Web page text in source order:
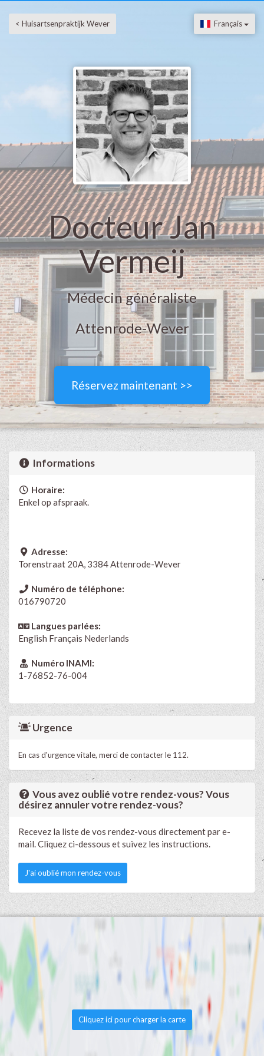
< Huisartsenpraktijk Wever Français
Docteur Jan
Vermeij
Médecin généraliste
Attenrode-Wever
Réservez maintenant >>
Informations
Horaire:
Enkel op afspraak.
Adresse:
Torenstraat 20A, 3384 Attenrode-Wever
Numéro de téléphone:
016790720
Langues parlées:
English Français Nederlands
Numéro INAMI:
1-76852-76-004
Urgence
En cas d'urgence vitale, merci de contacter le 112.
Vous avez oublié votre rendez-vous? Vous
désirez annuler votre rendez-vous?
Recevez la liste de vos rendez-vous directement par e-
mail. Cliquez ci-dessous et suivez les instructions.
J'ai oublié mon rendez-vous
Cliquez ici pour charger la carte